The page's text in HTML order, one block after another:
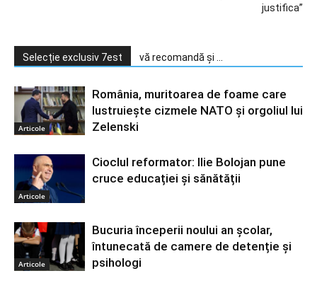
justifica”
Selecție exclusiv 7est vă recomandă și ...
Articole
România, muritoarea de foame care
lustruiește cizmele NATO și orgoliul lui
Zelenski
Articole
Cioclul reformator: Ilie Bolojan pune
cruce educației și sănătății
Articole
Bucuria începerii noului an școlar,
întunecată de camere de detenție și
psihologi